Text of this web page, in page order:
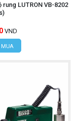
rung LUTRON VB-8202
VND